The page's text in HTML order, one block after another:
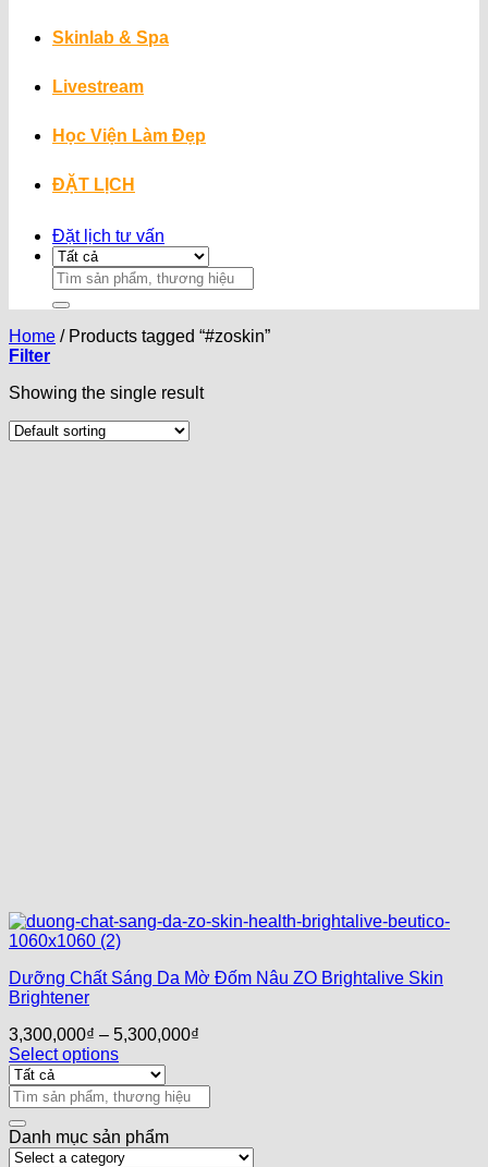
Skinlab & Spa
Livestream
Học Viện Làm Đẹp
ĐẶT LỊCH
Đặt lịch tư vấn
Search
for:
Home /Products tagged “#zoskin”
Filter
Showing the single result
Dưỡng Chất Sáng Da Mờ Đốm Nâu ZO Brightalive Skin
Brightener
3,300,000₫ – 5,300,000₫
Select options
Search
for:
Danh mục sản phẩm